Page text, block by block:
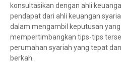
konsultasikan dengan ahli
pendapat dari ahli keuangan
dalam mengambil keputusan
mempertimbangkan tips-tips
perumahan syariah yang tepat
berkah.